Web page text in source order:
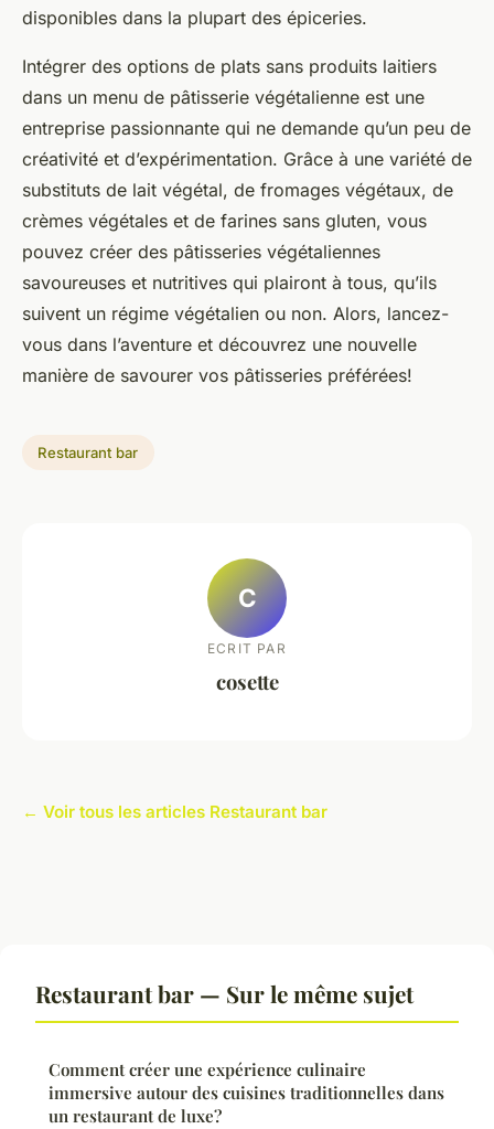
disponibles dans la plupart des épiceries.
Intégrer des options de plats sans produits laitiers
dans un menu de pâtisserie végétalienne est une
entreprise passionnante qui ne demande qu’un peu de
créativité et d’expérimentation. Grâce à une variété de
substituts de lait végétal, de fromages végétaux, de
crèmes végétales et de farines sans gluten, vous
pouvez créer des pâtisseries végétaliennes
savoureuses et nutritives qui plairont à tous, qu’ils
suivent un régime végétalien ou non. Alors, lancez-
vous dans l’aventure et découvrez une nouvelle
manière de savourer vos pâtisseries préférées!
Restaurant bar
C
ECRIT PAR
cosette
← Voir tous les articles Restaurant bar
Restaurant bar — Sur le même sujet
Comment créer une expérience culinaire
immersive autour des cuisines traditionnelles dans
un restaurant de luxe?